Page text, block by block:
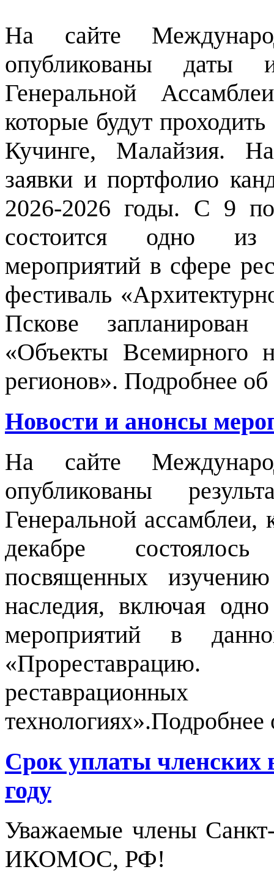
На сайте
опубликованы даты
Генеральной
которые будут
Кучинге, Малайзия.
заявки и портфолио
2026-2026 годы. С 9
состоится одно из
мероприятий в сфере
фестиваль
Пскове
«Объекты Всемирного
регионов». Подробнее об
Новости и анонсы
На сайте
опубликованы
Генеральной
декабре
посвященных
наследия, включая
мероприятий в
Срок уплаты
году
Уважаемые члены
ИКОМОС, РФ!